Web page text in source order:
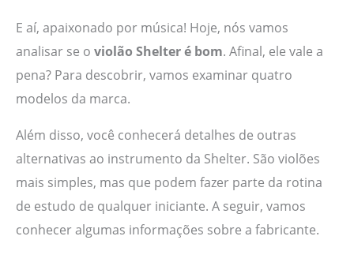
E aí, apaixonado por música! Hoje, nós vamos
analisar se o violão Shelter é bom. Afinal, ele vale a
pena? Para descobrir, vamos examinar quatro
modelos da marca.
Além disso, você conhecerá detalhes de outras
alternativas ao instrumento da Shelter. São violões
mais simples, mas que podem fazer parte da rotina
de estudo de qualquer iniciante. A seguir, vamos
conhecer algumas informações sobre a fabricante.